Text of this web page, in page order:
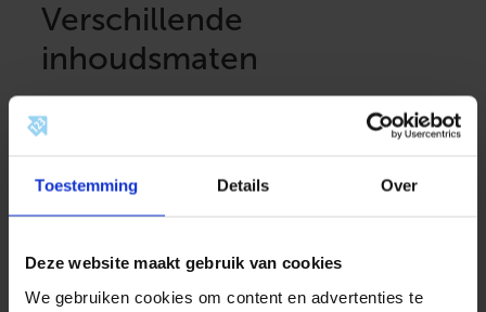
Toestemming Details Over
Deze website maakt gebruik van cookies
We gebruiken cookies om content en advertenties te
Verschillende
inhoudsmaten
Het assortiment High Line-boilers is verkrijgbaar in
diverse groottes: 80, 100, 120 en 150 liter. De
huishoudens of appartementen, terwijl de grotere
varianten voldoende capaciteit bieden voor
Ongeacht de inhoud profiteert u van dezelfde
hoogwaardige techniek en duurzame constructie.